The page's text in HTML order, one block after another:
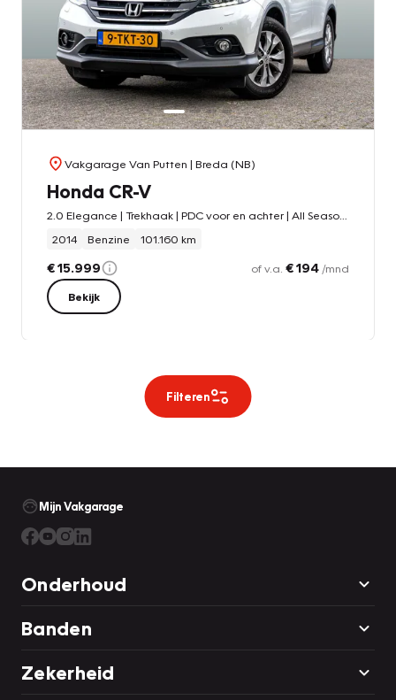
Vakgarage Van Putten | Breda (NB)
Honda CR-V
2014
Benzine 101.160 km
€ 15.999 of v.a. € 194 /mnd
Bekijk
Filteren
Mijn Vakgarage
Onderhoud
Banden
Zekerheid